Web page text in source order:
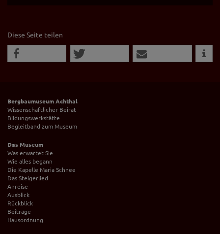
Diese Seite teilen
Bergbaumuseum Achthal
Wissenschaftlicher Beirat
Bildungswerkstätte
Begleitband zum Museum
Das Museum
Was erwartet Sie
Wie alles begann
Die Kapelle Maria Schnee
Das Steigerlied
Anreise
Ausblick
Rückblick
Beiträge
Hausordnung